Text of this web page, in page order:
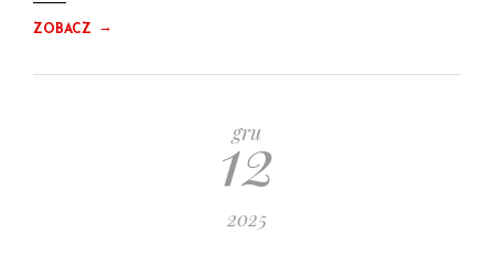
ZOBACZ →
gru
12
2025